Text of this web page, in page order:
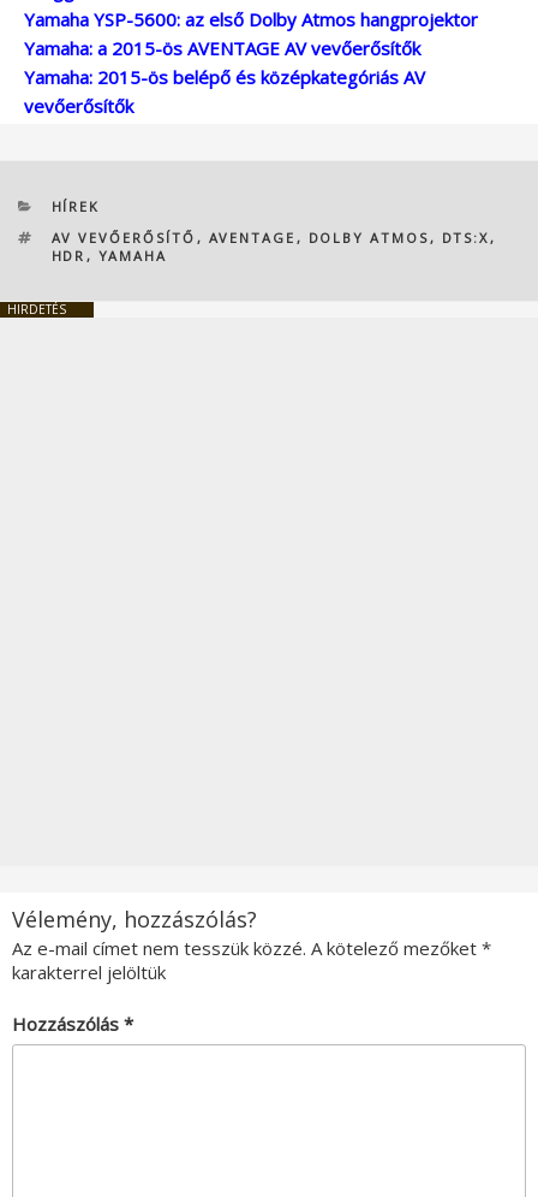
Yamaha YSP-5600: az első Dolby Atmos hangprojektor
Yamaha: a 2015-ös AVENTAGE AV vevőerősítők
Yamaha: 2015-ös belépő és középkategóriás AV
vevőerősítők
KATEGÓRIÁK
HÍREK
CÍMKÉK
AV VEVŐERŐSÍTŐ , AVENTAGE , DOLBY ATMOS , DTS:X ,
HDR , YAMAHA
HIRDETÉS
Vélemény, hozzászólás?
Az e-mail címet nem tesszük közzé. A kötelező mezőket *
karakterrel jelöltük
Hozzászólás *